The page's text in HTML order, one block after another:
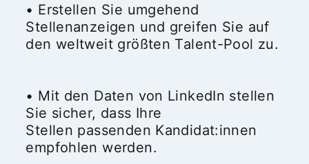
• Erstellen Sie umgehend
Stellenanzeigen und greifen Sie auf
den weltweit größten Talent-Pool zu.
• Mit den Daten von LinkedIn stellen
Sie sicher, dass Ihre
Stellen passenden Kandidat:innen
empfohlen werden.